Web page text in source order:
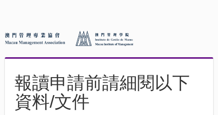
報讀申請前請細閱以下
資料/文件